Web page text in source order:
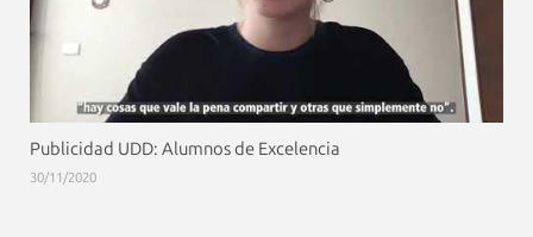
Publicidad UDD: Alumnos de Excelencia
30/11/2020